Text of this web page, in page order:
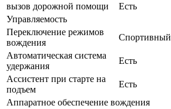
вызов дорожной помощи
Есть
Управляемость
Переключение режимов
вождения
Спортивный
Автоматическая система
удержания
Есть
Ассистент при старте на
подъем
Есть
Аппаратное обеспечение вождения